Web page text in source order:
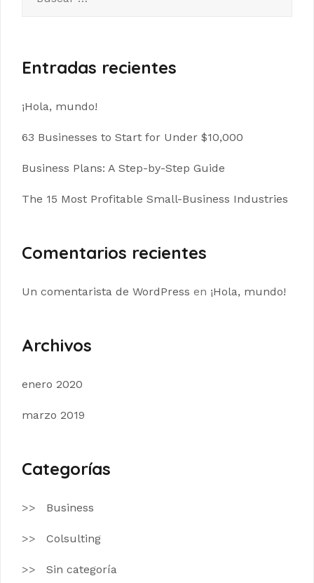
Entradas recientes
¡Hola, mundo!
63 Businesses to Start for Under $10,000
Business Plans: A Step-by-Step Guide
The 15 Most Profitable Small-Business Industries
Comentarios recientes
Un comentarista de WordPress en ¡Hola, mundo!
Archivos
enero 2020
marzo 2019
Categorías
Business
Colsulting
Sin categoría